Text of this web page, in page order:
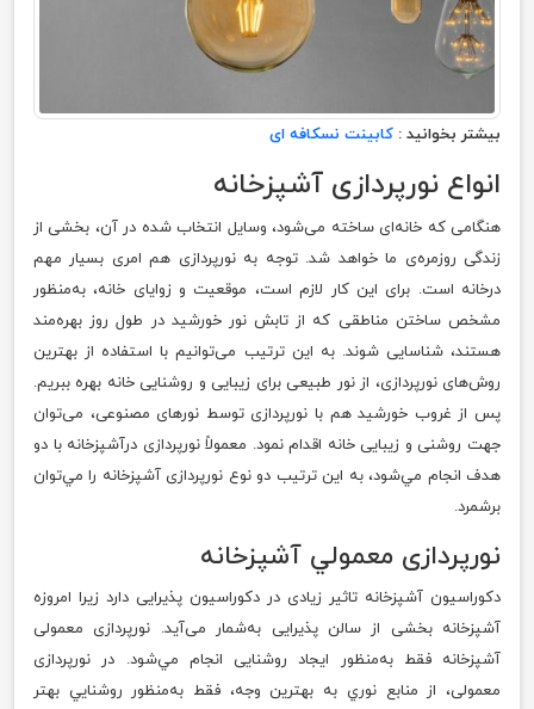
بیشتر بخوانید : کابینت نسکافه ای
انواع نور‌پردازی آشپزخانه
هنگامی که خانه‌‍‌‌ای ساخته می‌شود، وسایل انتخاب شده در آن، بخشی از
زندگی روزمره‌ی ما خواهد شد. توجه به نورپردازی هم امری بسیار مهم
درخانه است. برای این کار لازم است، موقعیت و زوایای خانه، به‌منظور
مشخص ساختن مناطقی که از تابش نور خورشید در طول روز بهره‌مند
هستند، شناسایی شوند. به این ترتیب می‌توانیم با استفاده از بهترین
روش‌های نورپردازی، از نور طبیعی برای زیبایی و روشنایی خانه بهره ببریم.
پس از غروب خورشید هم با نورپردازی‌ توسط نو‌رهای مصنوعی، می‌توان
جهت روشنی و زیبایی خانه اقدام نمود. معمولاً نورپردازی درآشپزخانه با دو
هدف انجام مي‌شود، به اين ترتيب دو نوع نورپردازی آشپزخانه را مي‌توان
برشمرد.
نور‌پردازی معمولي آشپزخانه
دکوراسیون آشپزخانه تاثیر زیادی در دکوراسیون پذیرایی دارد زیرا امروزه
آشپزخانه بخشی از سالن پذیرایی به‌شمار می‌آید. نورپردازی معمولی
آشپزخانه فقط به‌منظور ایجاد روشنایی انجام مي‌شود. در نورپردازی
معمولی، از منابع نوري به بهترين وجه، فقط به‌منظور روشنايي بهتر